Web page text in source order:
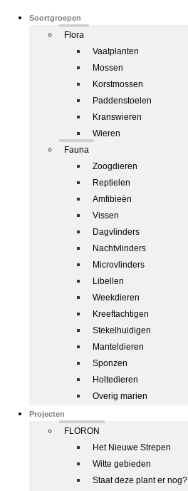
Soortgroepen
Flora
Vaatplanten
Mossen
Korstmossen
Paddenstoelen
Kranswieren
Wieren
Fauna
Zoogdieren
Reptielen
Amfibieën
Vissen
Dagvlinders
Nachtvlinders
Microvlinders
Libellen
Weekdieren
Kreeftachtigen
Stekelhuidigen
Manteldieren
Sponzen
Holtedieren
Overig marien
Projecten
FLORON
Het Nieuwe Strepen
Witte gebieden
Staat deze plant er nog?